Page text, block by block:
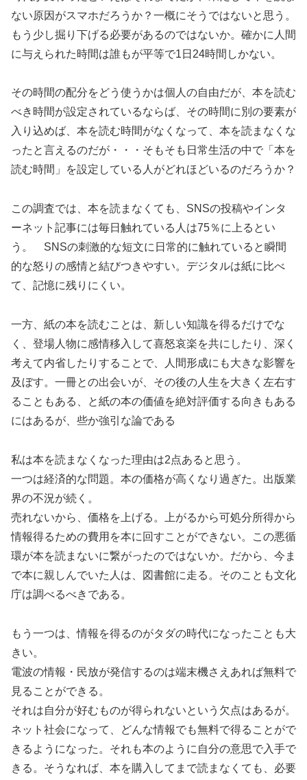
ない原因がスマホだろうか？一概にそうではないと思う。
もう少し掘り下げる必要があるのではないか。確かに人間
に与えられた時間は誰もが平等で1日24時間しかない。
その時間の配分をどう使うかは個人の自由だが、本を読む
べき時間が設定されているならば、その時間に別の要素が
入り込めば、本を読む時間がなくなって、本を読まなくな
ったと言えるのだが・・・そもそも日常生活の中で「本を
読む時間」を設定している人がどれほどいるのだろうか？
この調査では、本を読まなくても、SNSの投稿やインタ
ーネット記事には毎日触れている人は75％に上るとい
う。 SNSの刺激的な短文に日常的に触れていると瞬間
的な怒りの感情と結びつきやすい。デジタルは紙に比べ
て、記憶に残りにくい。
一方、紙の本を読むことは、新しい知識を得るだけでな
く、登場人物に感情移入して喜怒哀楽を共にしたり、深く
考えて内省したりすることで、人間形成にも大きな影響を
及ぼす。一冊との出会いが、その後の人生を大きく左右す
ることもある、と紙の本の価値を絶対評価する向きもある
にはあるが、些か強引な論である
私は本を読まなくなった理由は2点あると思う。
一つは経済的な問題。本の価格が高くなり過ぎた。出版業
界の不況が続く。
売れないから、価格を上げる。上がるから可処分所得から
情報得るための費用を本に回すことができない。この悪循
環が本を読まないに繋がったのではないか。だから、今ま
で本に親しんでいた人は、図書館に走る。そのことも文化
庁は調べるべきである。
もう一つは、情報を得るのがタダの時代になったことも大
きい。
電波の情報・民放が発信するのは端末機さえあれば無料で
見ることができる。
それは自分が好むものが得られないという欠点はあるが。
ネット社会になって、どんな情報でも無料で得ることがで
きるようになった。それも本のように自分の意思で入手で
きる。そうなれば、本を購入してまで読まなくても、必要